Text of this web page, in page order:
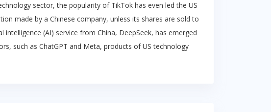
sector, the popularity of TikTok has even led the US
made by a Chinese company, unless its shares are sold to
(AI) service from China, DeepSeek, has emerged
such as ChatGPT and Meta, products of US technology